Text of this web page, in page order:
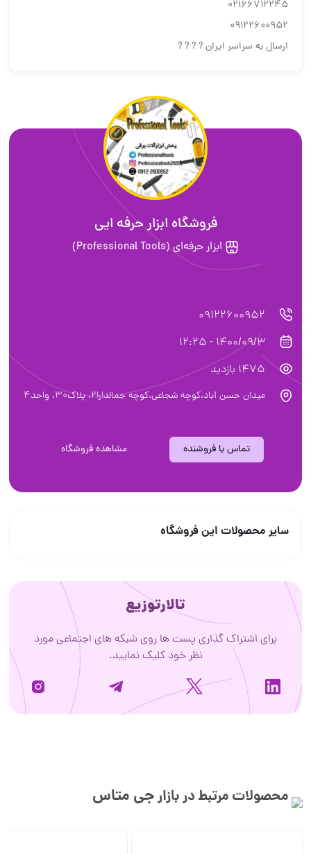
02166712245
09122600952
ارسال به سراسر ایران ? ? ? ?
فروشگاه ابزار حرفه ایی
ابزار حرفه‌ای (Professional Tools)
09122600952
1400/09/3 - 12:25
1475 بازدید
میدان حسن آباد،کوچه شجاعی،کوچه جمالدارا۲، پلاک۳۰، واحد۴
تماس با فروشنده مشاهده فروشگاه
سایر محصولات این فروشگاه
تالارتوزیع
برای اشتراک گذاری پست ها روی شبکه های اجتماعی مورد
نظر خود کلیک نمایید.
محصولات مرتبط در بازارجی متاس